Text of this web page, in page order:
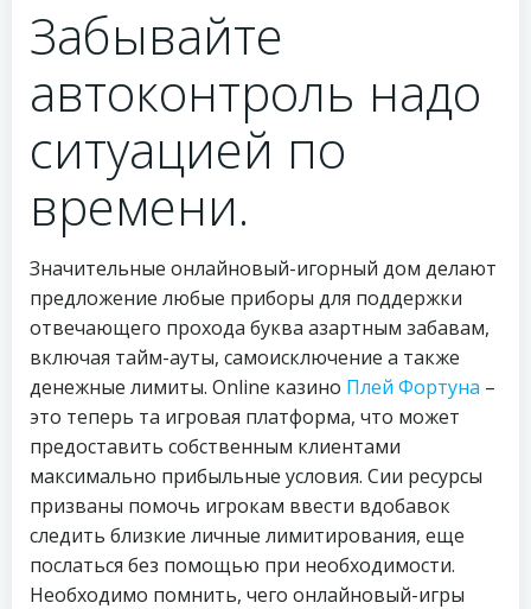
Забывайте
автоконтроль надо
ситуацией по
времени.
Значительные онлайновый-игорный дом делают
предложение любые приборы для поддержки
отвечающего прохода буква азартным забавам,
включая тайм-ауты, самоисключение а также
денежные лимиты. Online казино Плей Фортуна –
это теперь та игровая платформа, что может
предоставить собственным клиентами
максимально прибыльные условия. Сии ресурсы
призваны помочь игрокам ввести вдобавок
следить близкие личные лимитирования, еще
послаться без помощью при необходимости.
Необходимо помнить, чего онлайновый-игры